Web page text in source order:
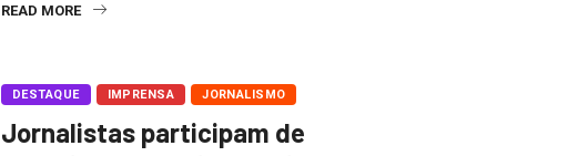
READ MORE
DESTAQUE IMPRENSA JORNALISMO
Jornalistas participam de